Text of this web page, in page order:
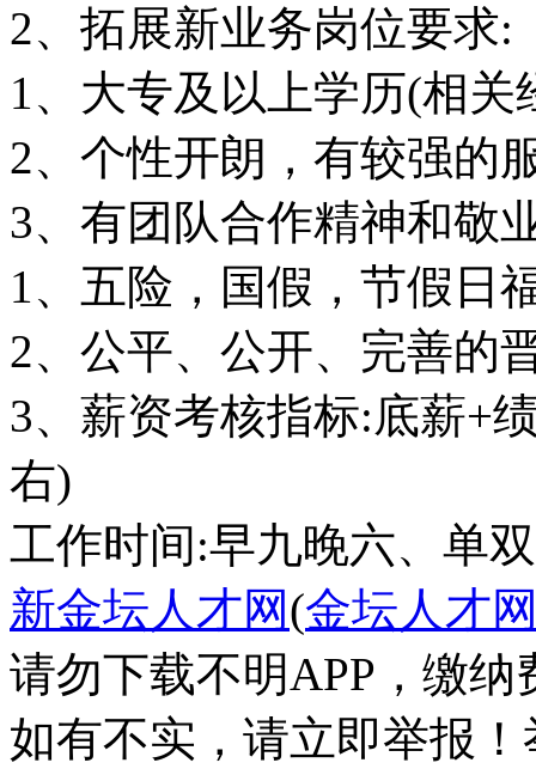
2、拓展新业务岗位要求:
1、大专及以上学历(相关
2、个性开朗，有较强的
3、有团队合作精神和敬
1、五险，国假，节假日
2、公平、公开、完善的
3、薪资考核指标:底薪+
右)
工作时间:早九晚六、单
新金坛人才网(金坛人才
请勿下载不明APP，缴
如有不实，请立即举报